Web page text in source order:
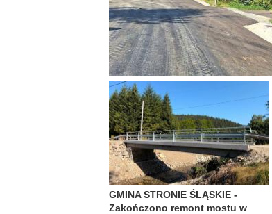
GMINA STRONIE ŚLĄSKIE -
Zakończono remont mostu w